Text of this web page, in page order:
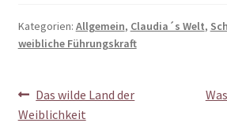
Kategorien: Allgemein, Claudia´s Welt,
weibliche Führungskraft
Beitragsnavigation
Vorheriger
Beitrag:
Das wilde Land der
Weiblichkeit